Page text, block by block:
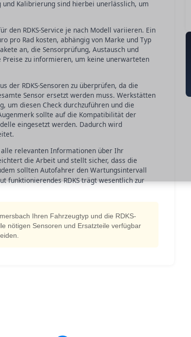
Kalibrierung sind hierbei unerlässlich, um
den RDKS-Service je nach Modell variieren. Ein
pro Rad kosten, abhängig von Marke und Typ
an, die Sensorprüfung, Austausch und
zu informieren, um keine unerwarteten
der RDKS-Sensoren zu überprüfen, da die
Sensor ersetzt werden muss. Werkstätten
um diesen Check durchzuführen und die
sollte auf die Kompatibilität der
eingesetzt werden. Dadurch wird
relevanten Informationen über Ihr
die Arbeit und stellt sicher, dass die
sollten Autofahrer den Wartungsintervall
funktionierendes RDKS trägt wesentlich zur
Ihren Fahrzeugtyp und die RDKS-
nötigen Sensoren und Ersatzteile verfügbar